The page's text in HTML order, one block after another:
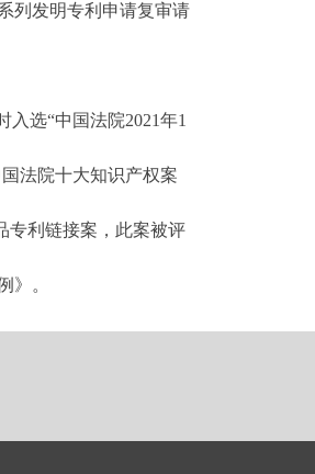
列发明专利申请复审请
选“中国法院2021年1
法院十大知识产权案
专利链接案，此案被评
》。